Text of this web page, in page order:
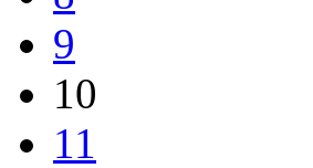
9
10
11